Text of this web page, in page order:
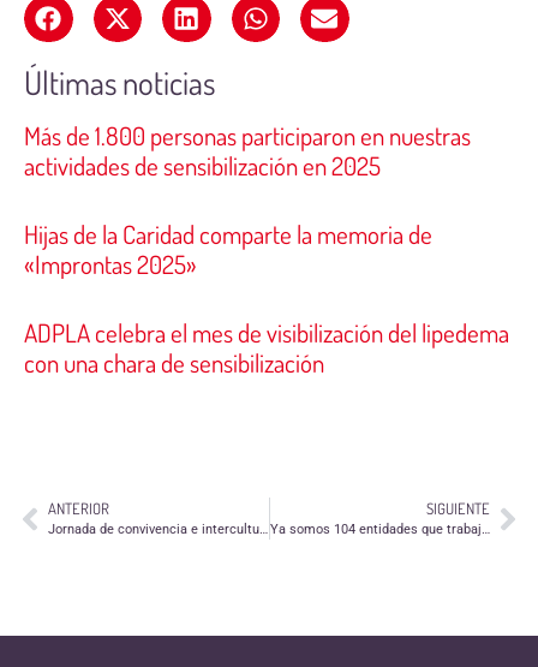
Últimas noticias
Más de 1.800 personas participaron en nuestras
actividades de sensibilización en 2025
Hijas de la Caridad comparte la memoria de
«Improntas 2025»
ADPLA celebra el mes de visibilización del lipedema
con una chara de sensibilización
ANTERIOR
Jornada de convivencia e interculturalidad de Fundación San Ezequiel Moreno
SIGUIENTE
Ya somos 104 entidades que trabajamos en red por el voluntariado aragonés